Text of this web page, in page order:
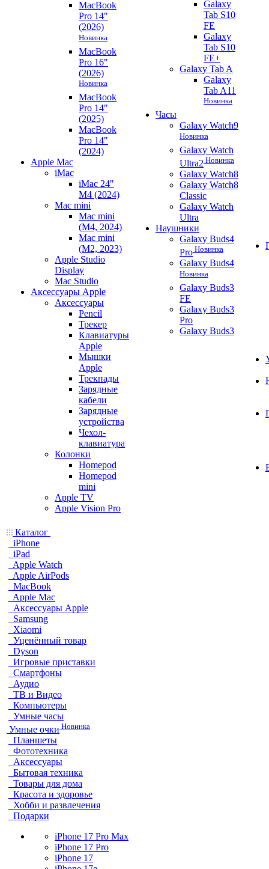
MacBook
Pro 14"
(2026)
Новинка
MacBook
Pro 16"
(2026)
Новинка
MacBook
Pro 14"
(2025)
MacBook
Pro 14"
(2024)
Apple Mac
iMac
iMac 24"
M4 (2024)
Mac mini
Mac mini
(M4, 2024)
Mac mini
(M2, 2023)
Apple Studio
Display
Mac Studio
Аксессуары Apple
Аксессуары
Pencil
Трекер
Клавиатуры
Apple
Мышки
Apple
Трекпады
Зарядные
кабели
Зарядные
устройства
Чехол-
клавиатура
Колонки
Homepod
Homepod
mini
Apple TV
Apple Vision Pro
Galaxy
Tab S10
FE
Galaxy
Tab S10
FE+
Galaxy Tab A
Galaxy
Tab A11
Новинка
Часы
Galaxy Watch9
Новинка
Galaxy Watch
Ultra2 Новинка
Galaxy Watch8
Galaxy Watch8
Classic
Galaxy Watch
Ultra
Наушники
Galaxy Buds4
Pro Новинка
Galaxy Buds4
Новинка
Galaxy Buds3
FE
Galaxy Buds3
Pro
Galaxy Buds3
Каталог
iPhone
iPad
Apple Watch
Apple AirPods
MacBook
Apple Mac
Аксессуары Apple
Samsung
Xiaomi
Уценённый товар
Dyson
Игровые приставки
Смартфоны
Аудио
ТВ и Видео
Компьютеры
Умные часы
Умные очки Новинка
Планшеты
Фототехника
Аксессуары
Бытовая техника
Товары для дома
Красота и здоровье
Хобби и развлечения
Подарки
iPhone 17 Pro Max
iPhone 17 Pro
iPhone 17